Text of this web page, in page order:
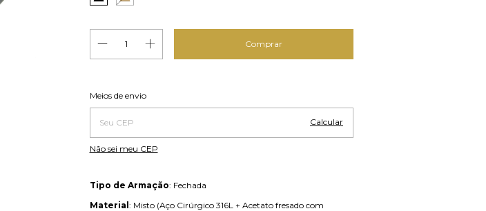
Entregas para o CEP:
Meios de envio
Calcular
Não sei meu CEP
Tipo de Armação: Fechada
Material : Misto (Aço Cirúrgico 316L + Acetato fresado com